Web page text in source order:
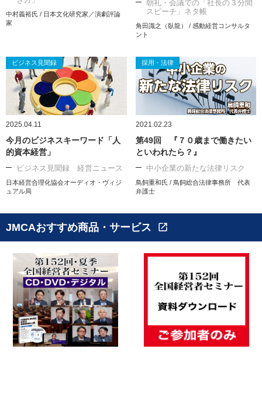
中村義裕氏 / 日本文化研究家／演劇評論
家
朝礼・会議での「社長の３分間
スピーチ」ネタ帳
角田識之（臥龍） / 感動経営コンサルタ
ント
ビジネス見聞録
2025.04.11
今月のビジネスキーワード「人
的資本経営」
ビジネス見聞録 経営ニュース
日本経営合理化協会オーディオ・ヴィジ
ュアル局
採用・法律
2021.02.23
第49回 『７０歳まで働きたい
といわれたら？』
中小企業の新たな法律リスク
鳥飼重和氏 / 鳥飼総合法律事務所 代表
弁護士
JMCAおすすめ商品・サービス open_in_new